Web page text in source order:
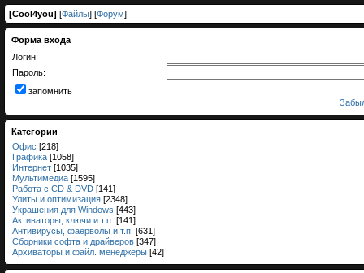
[Cool4you] [Файлы] [Форум]
Форма входа
Логин:
Пароль:
запомнить
Категории
Офис [218]
Графика [1058]
Интернет [1035]
Мультимедиа [1595]
Работа с CD & DVD [141]
Улиты и оптимизация [2348]
Украшения для Windows [443]
Активаторы, ключи и т.п. [141]
Антивирусы, фаерволы и т.п. [631]
Сборники софта и драйверов [347]
Архиваторы и файл. менеджеры [42]